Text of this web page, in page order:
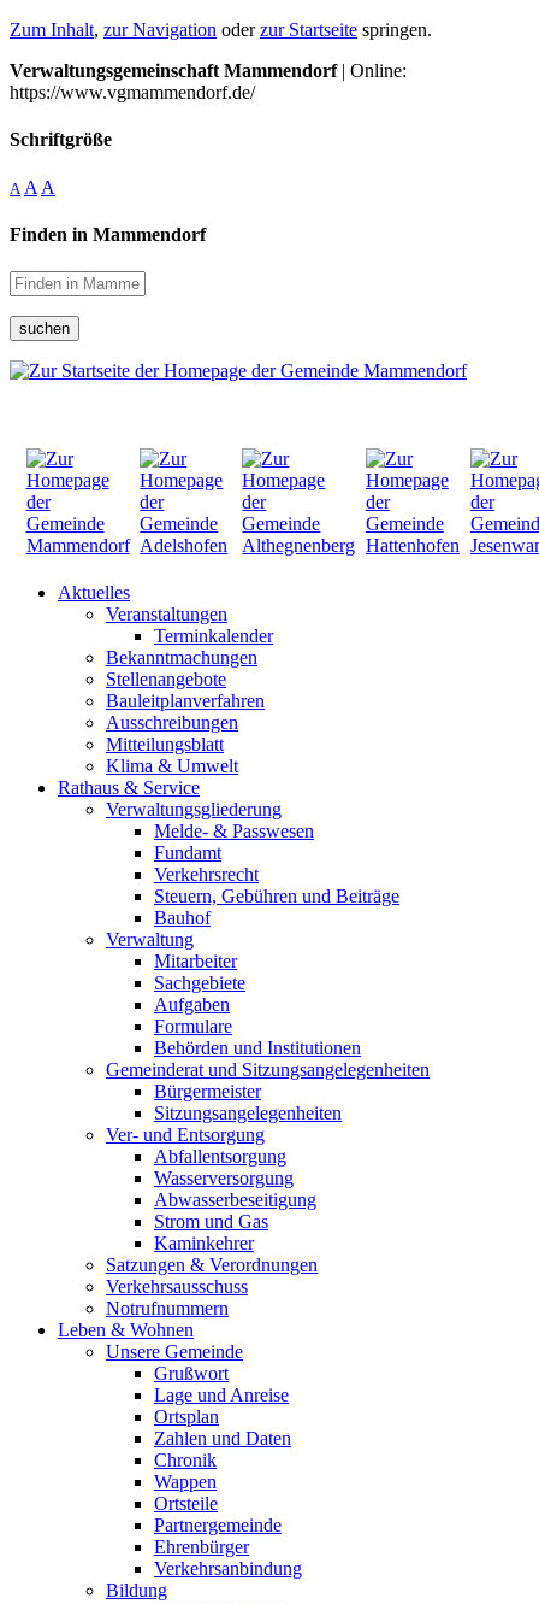
Zum Inhalt, zur Navigation oderzur Startseite springen.
Verwaltungsgemeinschaft Mammendorf| Online:
https://www.vgmammendorf.de/
Schriftgröße
A A A
Finden in Mammendorf
suchen
Aktuelles
Veranstaltungen
Terminkalender
Bekanntmachungen
Stellenangebote
Bauleitplanverfahren
Ausschreibungen
Mitteilungsblatt
Klima & Umwelt
Rathaus & Service
Verwaltungsgliederung
Melde- & Passwesen
Fundamt
Verkehrsrecht
Steuern, Gebühren und Beiträge
Bauhof
Verwaltung
Mitarbeiter
Sachgebiete
Aufgaben
Formulare
Behörden und Institutionen
Gemeinderat und Sitzungsangelegenheiten
Bürgermeister
Sitzungsangelegenheiten
Ver- und Entsorgung
Abfallentsorgung
Wasserversorgung
Abwasserbeseitigung
Strom und Gas
Kaminkehrer
Satzungen & Verordnungen
Verkehrsausschuss
Notrufnummern
Leben & Wohnen
Unsere Gemeinde
Grußwort
Lage und Anreise
Ortsplan
Zahlen und Daten
Chronik
Wappen
Ortsteile
Partnergemeinde
Ehrenbürger
Verkehrsanbindung
Bildung